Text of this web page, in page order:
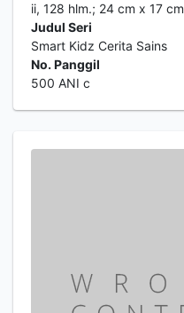
ii, 128 hlm.; 24 cm x 17 cm
Judul Seri
Smart Kidz Cerita Sains
No. Panggil
500 ANI c